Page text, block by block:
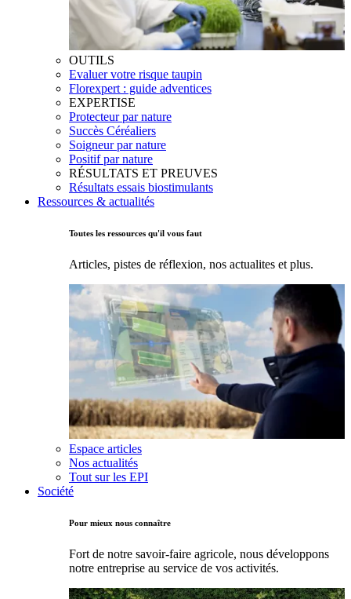
OUTILS
Evaluer votre risque taupin
Florexpert : guide adventices
EXPERTISE
Protecteur par nature
Succès Céréaliers
Soigneur par nature
Positif par nature
RÉSULTATS ET PREUVES
Résultats essais biostimulants
Ressources & actualités
Toutes les ressources qu'il vous faut
Articles, pistes de réflexion, nos actualites et plus.
Espace articles
Nos actualités
Tout sur les EPI
Société
Pour mieux nous connaître
Fort de notre savoir-faire agricole, nous développons
notre entreprise au service de vos activités.